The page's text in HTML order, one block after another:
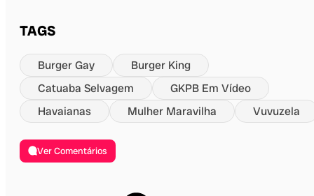
TAGS
Burger Gay
Burger King
Catuaba Selvagem
GKPB Em Vídeo
Havaianas
Mulher Maravilha Vuvuzela
Ver Comentários